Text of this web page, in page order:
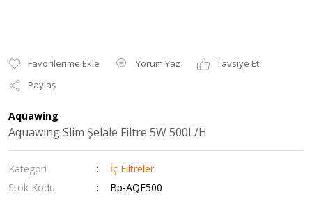
Yorum Yaz
Tavsiye Et
Paylaş
Aquawing
Aquawıng Slim Şelale Filtre 5W 500L/H
Kategori
İç Filtreler
Stok Kodu
Bp-AQF500